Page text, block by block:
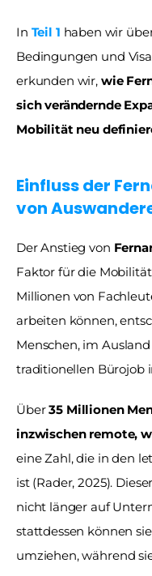
In Teil 1 haben wir
Bedingungen und
erkunden wir, wie
sich verändernde
Mobilität neu
Einfluss der
von
Der Anstieg von
Faktor für die
Millionen von
arbeiten können,
Menschen, im
traditionellen Bürojob
Über 35 Millionen
inzwischen remote,
eine Zahl, die in den
ist (Rader, 2025).
nicht länger auf
stattdessen können
umziehen, während